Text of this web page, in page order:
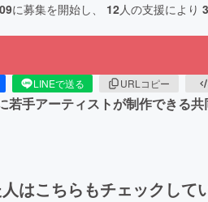
に募集を開始し、 12人の支援により
LINEで送る URLコピー
若手アーティストが制作できる
はこちらもチェックして